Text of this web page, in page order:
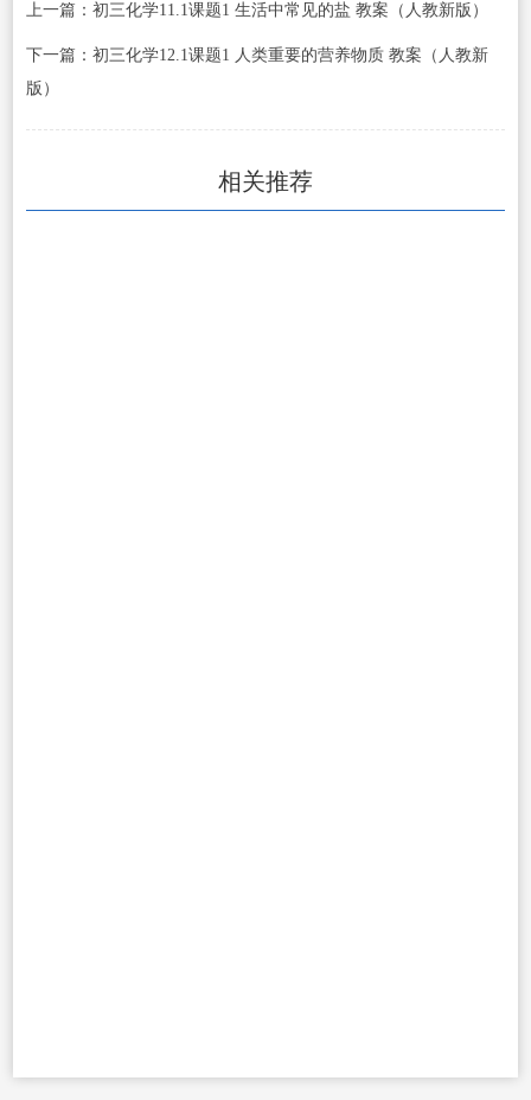
上一篇：初三化学11.1课题1 生活中常见的盐 教案（人教新版）
下一篇：初三化学12.1课题1 人类重要的营养物质 教案（人教新
版）
相关推荐